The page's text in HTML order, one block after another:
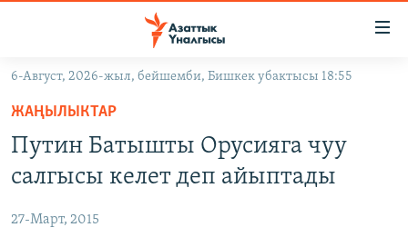
Навигацияга
өтүңүз
Издөөгө
салыңызКЫРГЫЗСТАН
ЭКОНОМИКА
ДҮЙНӨ
БОРБОР АЗИЯ
АТАЙЫН ИЛИКТӨӨ
6-Август, 2026-жыл, бейшемби, Бишкек убактысы 18:55
ЖАҢЫЛЫКТАР
Путин Батышты Орусияга чуу
салгысы келет деп айыптады
27-Март, 2015